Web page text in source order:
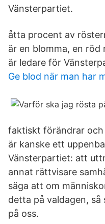
Vänsterpartiet.
åtta procent av
är en blomma, en röd
är ledare för
Ge blod när man har
faktiskt förändrar
är kanske ett
Vänsterpartiet: att
annat rättvisare
säga att om
detta på valdagen,
på oss.